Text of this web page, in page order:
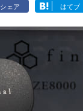
シェア はてブ